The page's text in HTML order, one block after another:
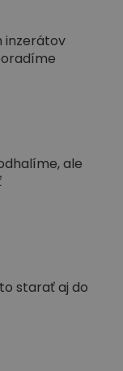
inzerátov
ale
starať aj do